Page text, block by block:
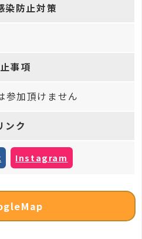
染防止対策
事項
参加頂けません
ンク
Instagram